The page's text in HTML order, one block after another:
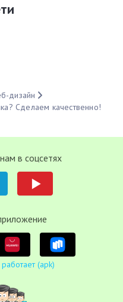
дизайн
Сделаем качественно!
в соцсетях
(apk)